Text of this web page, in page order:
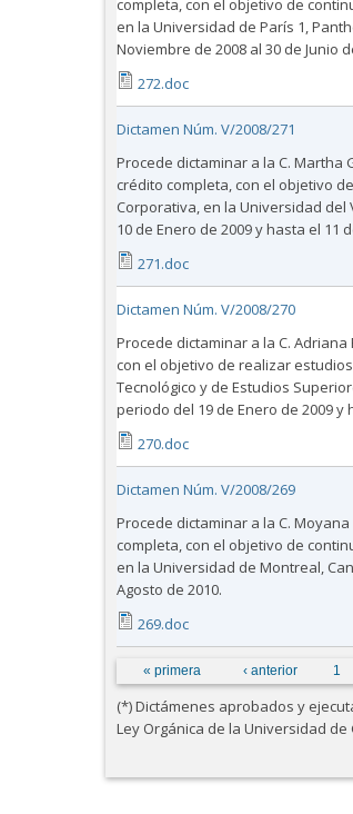
completa, con el objetivo de
en la Universidad de París 1,
Noviembre de 2008 al 30 de Junio
272.doc
Dictamen Núm. V/2008/271
Procede dictaminar a la C.
crédito completa, con el objetivo
Corporativa, en la Universidad del
10 de Enero de 2009 y hasta el 11
271.doc
Dictamen Núm. V/2008/270
Procede dictaminar a la C.
con el objetivo de realizar
Tecnológico y de Estudios
periodo del 19 de Enero de 2009 y
270.doc
Dictamen Núm. V/2008/269
Procede dictaminar a la C.
completa, con el objetivo de
en la Universidad de Montreal,
Agosto de 2010.
269.doc
Páginas« primera ‹ anterior 1
(*) Dictámenes aprobados y
Ley Orgánica de la Universidad